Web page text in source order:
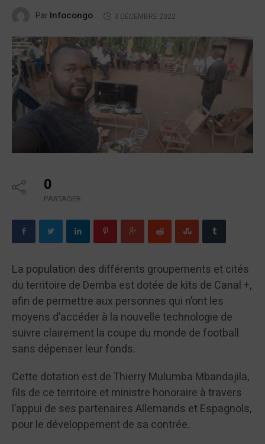
Par Infocongo 3 DÉCEMBRE 2022
0
PARTAGER
La population des différents groupements et cités
du territoire de Demba est dotée de kits de Canal +,
afin de permettre aux personnes qui n’ont les
moyens d’accéder à la nouvelle technologie de
suivre clairement la coupe du monde de football
sans dépenser leur fonds.
Cette dotation est de Thierry Mulumba Mbandajila,
fils de ce territoire et ministre honoraire à travers
l’appui de ses partenaires Allemands et Espagnols,
pour le développement de sa contrée.